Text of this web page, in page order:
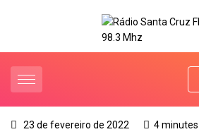
23 de fevereiro de 2022 4 minutes